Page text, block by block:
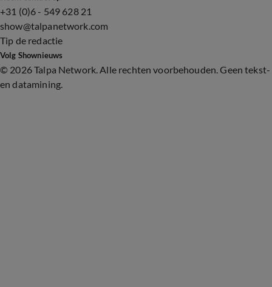
+31 (0)6 - 549 628 21
show@talpanetwork.com
Tip de redactie
Volg Shownieuws
© 2026 Talpa Network. Alle rechten voorbehouden. Geen tekst-
en datamining.